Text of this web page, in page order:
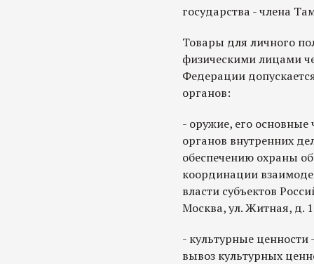
государства - члена
Товары для личного
физическими лицами
Федерации
органов:
- оружие, его
органов внутренних
обеспечению охраны
координации
власти субъектов
Москва, ул. Житная, д.
- культурные
вывоз культурных